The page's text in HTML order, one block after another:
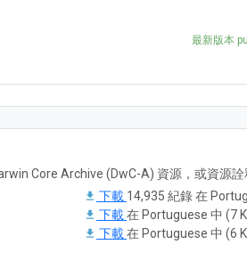
最新版本
Core Archive (DwC-A) 資源，或資源詮
下載 14,935 紀錄 在
下載在 Portuguese 中 (7
下載在 Portuguese 中 (6